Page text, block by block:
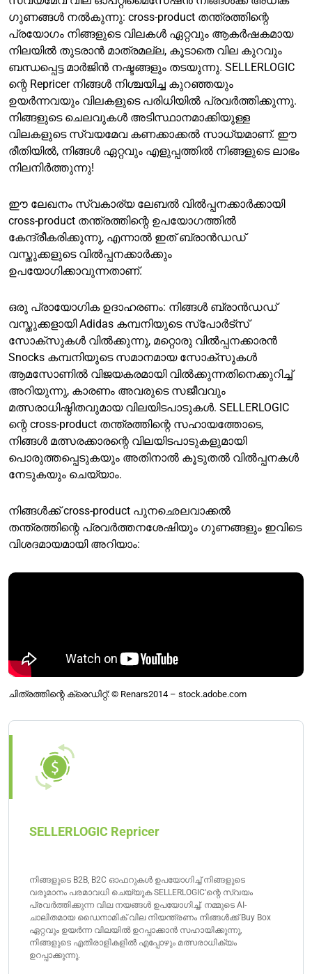
ഗുണങ്ങൾ നൽകുന്നു: cross-product തന്ത്രത്തിന്റെ
പ്രയോഗം നിങ്ങളുടെ വിലകൾ ഏറ്റവും ആകർഷകമായ
നിലയിൽ തുടരാൻ മാത്രമല്ല, കൂടാതെ വില കുറവും
ബന്ധപ്പെട്ട മാർജിൻ നഷ്ടങ്ങളും തടയുന്നു. SELLERLOGIC
ന്റെ Repricer നിങ്ങൾ നിശ്ചയിച്ച കുറഞ്ഞയും
ഉയർന്നവയും വിലകളുടെ പരിധിയിൽ പ്രവർത്തിക്കുന്നു.
നിങ്ങളുടെ ചെലവുകൾ അടിസ്ഥാനമാക്കിയുള്ള
വിലകളുടെ സ്വയമേവ കണക്കാക്കൽ സാധ്യമാണ്. ഈ
രീതിയിൽ, നിങ്ങൾ ഏറ്റവും എളുപ്പത്തിൽ നിങ്ങളുടെ ലാഭം
നിലനിർത്തുന്നു!
ഈ ലേഖനം സ്വകാര്യ ലേബൽ വിൽപ്പനക്കാർക്കായി
cross-product തന്ത്രത്തിന്റെ ഉപയോഗത്തിൽ
കേന്ദ്രീകരിക്കുന്നു, എന്നാൽ ഇത് ബ്രാൻഡഡ്
വസ്തുക്കളുടെ വിൽപ്പനക്കാർക്കും
ഉപയോഗിക്കാവുന്നതാണ്.
ഒരു പ്രായോഗിക ഉദാഹരണം: നിങ്ങൾ ബ്രാൻഡഡ്
വസ്തുക്കളായി Adidas കമ്പനിയുടെ സ്പോർട്സ്
സോക്സുകൾ വിൽക്കുന്നു, മറ്റൊരു വിൽപ്പനക്കാരൻ
Snocks കമ്പനിയുടെ സമാനമായ സോക്സുകൾ
ആമസോണിൽ വിജയകരമായി വിൽക്കുന്നതിനെക്കുറിച്ച്
അറിയുന്നു, കാരണം അവരുടെ സജീവവും
മത്സരാധിഷ്ഠിതവുമായ വിലയിടപാടുകൾ. SELLERLOGIC
ന്റെ cross-product തന്ത്രത്തിന്റെ സഹായത്തോടെ,
നിങ്ങൾ മത്സരക്കാരന്റെ വിലയിടപാടുകളുമായി
പൊരുത്തപ്പെടുകയും അതിനാൽ കൂടുതൽ വിൽപ്പനകൾ
നേടുകയും ചെയ്യാം.
നിങ്ങൾക്ക് cross-product പുനഛെലവാക്കൽ
തന്ത്രത്തിന്റെ പ്രവർത്തനശേഷിയും ഗുണങ്ങളും ഇവിടെ
വിശദമായമായി അറിയാം:
ചിത്രത്തിന്റെ ക്രെഡിറ്റ്: © Renars2014 – stock.adobe.com
SELLERLOGIC Repricer
നിങ്ങളുടെ B2B, B2C ഓഫറുകൾ ഉപയോഗിച്ച് നിങ്ങളുടെ
വരുമാനം പരമാവധി ചെയ്യുക SELLERLOGIC'ന്റെ സ്വയം
പ്രവർത്തിക്കുന്ന വില നയങ്ങൾ ഉപയോഗിച്ച്. നമ്മുടെ AI-
ചാലിതമായ ഡൈനാമിക് വില നിയന്ത്രണം നിങ്ങൾക്ക് Buy Box
ഏറ്റവും ഉയർന്ന വിലയിൽ ഉറപ്പാക്കാൻ സഹായിക്കുന്നു,
നിങ്ങളുടെ എതിരാളികളിൽ എപ്പോഴും മത്സരാധിക്യം
ഉറപ്പാക്കുന്നു.